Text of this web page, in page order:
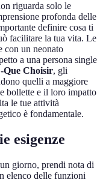
riguarda solo le
profonda delle
definire cosa ti
facilitare la tua vita. Le
con un neonato
a una persona single
Que Choisir, gli
quelli a maggiore
bollette e il loro impatto
le tue attività
è fondamentale.
esigenze
giorno, prendi nota di
elenco delle funzioni